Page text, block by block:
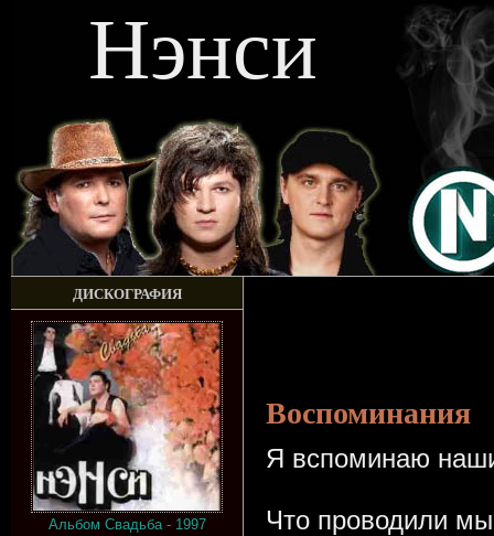
Нэнси
ДИСКОГРАФИЯ
Альбом Свадьба - 1997
Воспоминания
Я вспоминаю
Что проводили